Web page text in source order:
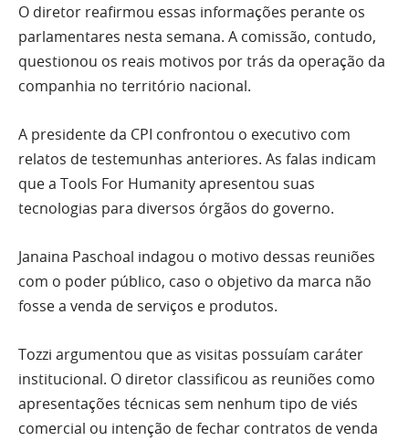
O diretor reafirmou essas informações perante os
parlamentares nesta semana. A comissão, contudo,
questionou os reais motivos por trás da operação da
companhia no território nacional.
A presidente da CPI confrontou o executivo com
relatos de testemunhas anteriores. As falas indicam
que a Tools For Humanity apresentou suas
tecnologias para diversos órgãos do governo.
Janaina Paschoal indagou o motivo dessas reuniões
com o poder público, caso o objetivo da marca não
fosse a venda de serviços e produtos.
Tozzi argumentou que as visitas possuíam caráter
institucional. O diretor classificou as reuniões como
apresentações técnicas sem nenhum tipo de viés
comercial ou intenção de fechar contratos de venda